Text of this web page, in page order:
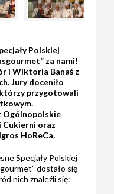
Polskiej
za nami!
i Wiktoria Banaś z
Jury doceniło
przygotowali
Ogólnopolskie
Cukierni oraz
HoReCa.
Specjały Polskiej
dostało się
nich znaleźli się: